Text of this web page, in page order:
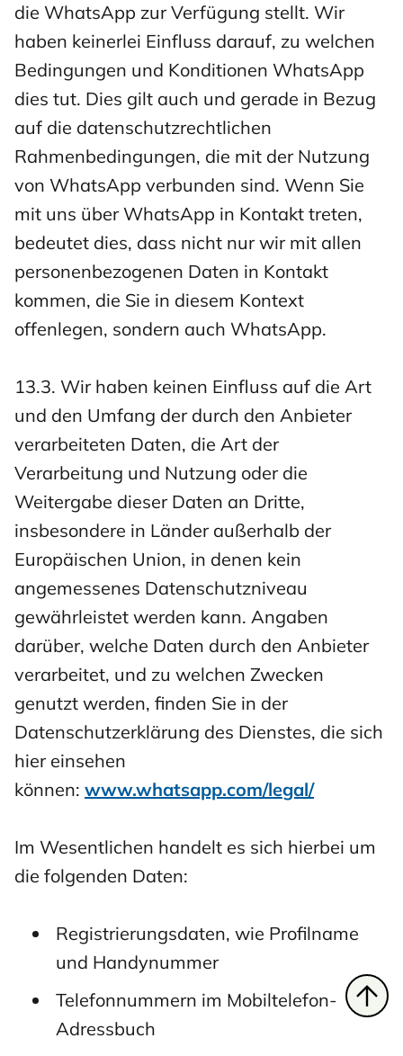
die WhatsApp zur Verfügung stellt. Wir
haben keinerlei Einfluss darauf, zu welchen
Bedingungen und Konditionen WhatsApp
dies tut. Dies gilt auch und gerade in Bezug
auf die datenschutzrechtlichen
Rahmenbedingungen, die mit der Nutzung
von WhatsApp verbunden sind. Wenn Sie
mit uns über WhatsApp in Kontakt treten,
bedeutet dies, dass nicht nur wir mit allen
personenbezogenen Daten in Kontakt
kommen, die Sie in diesem Kontext
offenlegen, sondern auch WhatsApp.
13.3. Wir haben keinen Einfluss auf die Art
und den Umfang der durch den Anbieter
verarbeiteten Daten, die Art der
Verarbeitung und Nutzung oder die
Weitergabe dieser Daten an Dritte,
insbesondere in Länder außerhalb der
Europäischen Union, in denen kein
angemessenes Datenschutzniveau
gewährleistet werden kann. Angaben
darüber, welche Daten durch den Anbieter
verarbeitet, und zu welchen Zwecken
genutzt werden, finden Sie in der
Datenschutzerklärung des Dienstes, die sich
hier einsehen
können: www.whatsapp.com/legal/
Im Wesentlichen handelt es sich hierbei um
die folgenden Daten:
Registrierungsdaten, wie Profilname
und Handynummer
Telefonnummern im Mobiltelefon-
Adressbuch